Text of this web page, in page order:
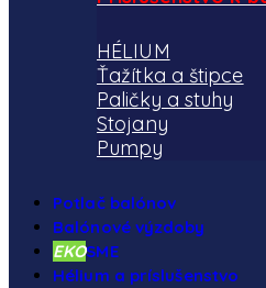
HÉLIUM
Ťažítka a štipce
Paličky a stuhy
Stojany
Pumpy
Potlač balónov
Balónové výzdoby
EKOSME
Hélium a príslušenstvo